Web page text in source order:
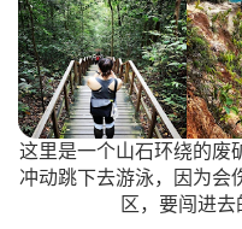
这里是一个山石环绕的废
冲动跳下去游泳，因为会
区，要闯进